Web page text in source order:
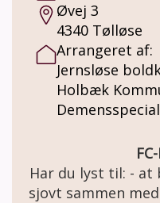
Øvej 3
4340 Tølløse
Arrangeret af:
Jernsløse
Holbæk
Har du lyst til: - at
sjovt sammen